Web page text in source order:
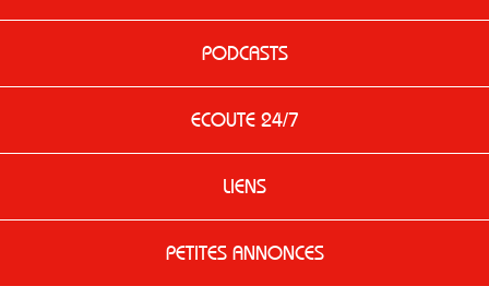
PODCASTS
ECOUTE 24/7
LIENS
PETITES ANNONCES